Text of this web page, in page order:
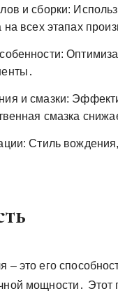
и сборки:
на всех этапах
и смазки:
смазка
Стиль
– это его
мощности․